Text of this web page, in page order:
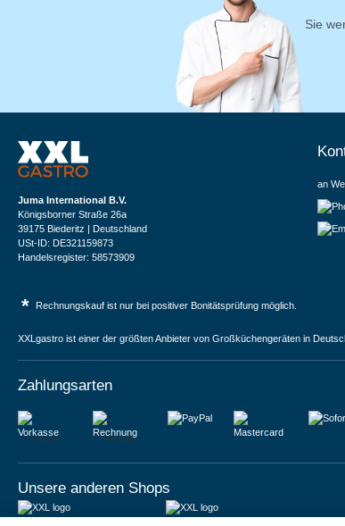
Sie
Juma International B.V.
Königsborner Straße 26a
39175 Biederitz | Deutschland
USt-ID: DE321159873
Handelsregister: 58573909
an
* Rechnungskauf ist nur bei positiver Bonitätsprüfung möglich.
XXLgastro ist einer der größten Anbieter von Großküchengeräten in
Zahlungsarten
Vorkasse Rechnung
Unsere anderen Shops